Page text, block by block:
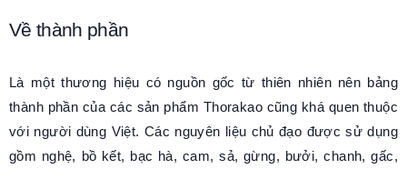
Về thành phần
Là một thương hiệu có nguồn gốc từ thiên nhiên nên bảng
thành phần của các sản phẩm Thorakao cũng khá quen thuộc
với người dùng Việt. Các nguyên liệu chủ đạo được sử dụng
gồm nghệ, bồ kết, bạc hà, cam, sả, gừng, bưởi, chanh, gấc,